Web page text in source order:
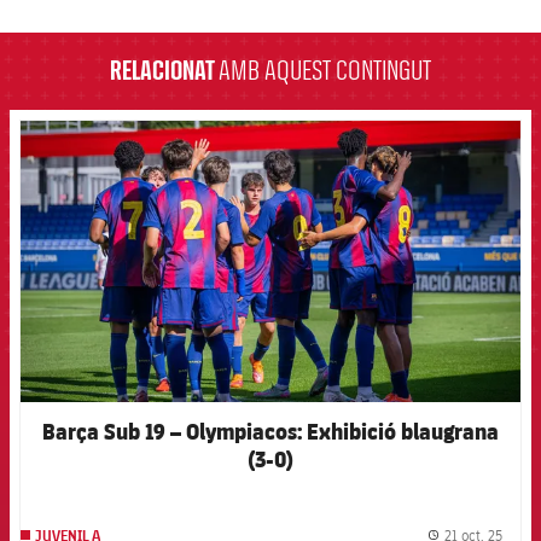
RELACIONATAMB AQUEST CONTINGUT
FCB Barcelona badge
Barça Sub 19 – Olympiacos: Exhibició blaugrana
(3-0)
JUVENIL A 21 oct. 25